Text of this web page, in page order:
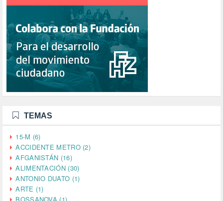
TEMAS
15-M (6)
ACCIDENTE METRO (2)
AFGANISTÁN (16)
ALIMENTACIÓN (30)
ANTONIO DUATO (1)
ARTE (1)